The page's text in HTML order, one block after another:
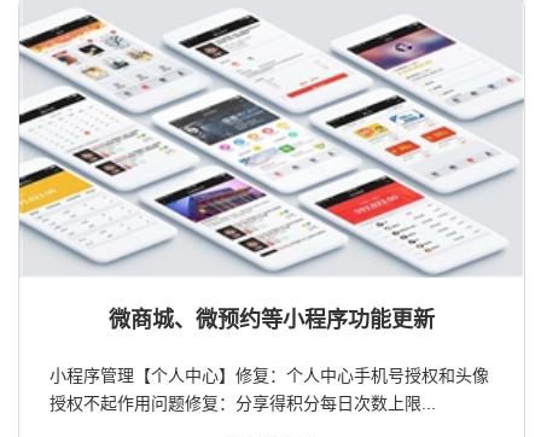
微商城、微预约等小程序功能更新
小程序管理【个人中心】修复：个人中心手机号授权和头像
授权不起作用问题修复：分享得积分每日次数上限...